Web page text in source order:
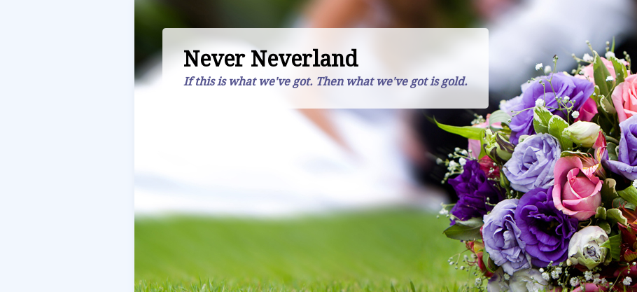
Never Neverland
If this is what we've got. Then what we've got is gold.